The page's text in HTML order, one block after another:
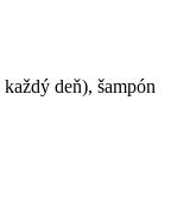
deň), šampón